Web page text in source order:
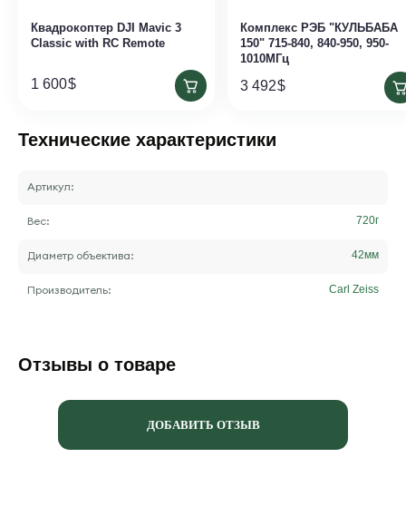
Квадрокоптер DJI Mavic 3
Classic with RC Remote
1 600$
Комплекс РЭБ "КУЛЬБАБА
150" 715-840, 840-950, 950-
1010МГц
3 492$
Технические характеристики
Артикул:
Вес: 720г
Диаметр объектива: 42мм
Производитель: Carl Zeiss
Отзывы о товаре
ДОБАВИТЬ ОТЗЫВ